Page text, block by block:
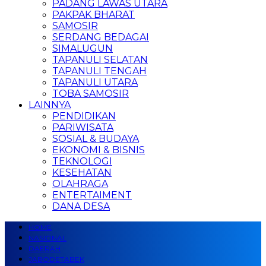
PADANG LAWAS UTARA
PAKPAK BHARAT
SAMOSIR
SERDANG BEDAGAI
SIMALUGUN
TAPANULI SELATAN
TAPANULI TENGAH
TAPANULI UTARA
TOBA SAMOSIR
LAINNYA
PENDIDIKAN
PARIWISATA
SOSIAL & BUDAYA
EKONOMI & BISNIS
TEKNOLOGI
KESEHATAN
OLAHRAGA
ENTERTAIMENT
DANA DESA
HOME
NASIONAL
DAERAH
JABODETABEK